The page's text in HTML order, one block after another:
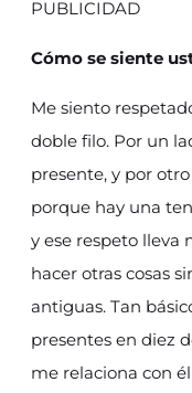
PUBLICIDAD
Cómo se siente
Me siento
doble filo. Por un
presente, y por
porque hay una
y ese respeto lleva
hacer otras cosas
antiguas. Tan
presentes en diez
me relaciona con